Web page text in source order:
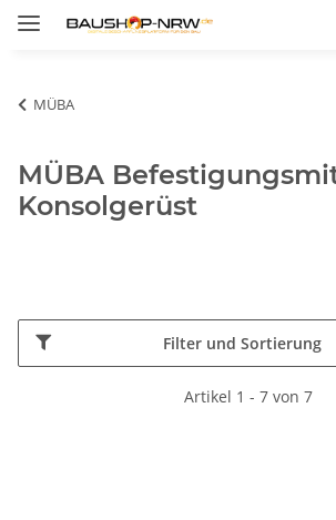
MÜBA
MÜBA
Konsolgerüst
Filter und Sortierung
Artikel 1 - 7 von 7